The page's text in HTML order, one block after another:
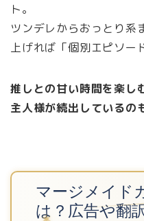
ト。
ツンデレからおっとり系
上げれば「個別エピソー
推しとの甘い時間を楽し
主人様が続出しているの
マージメイド
は？広告や翻